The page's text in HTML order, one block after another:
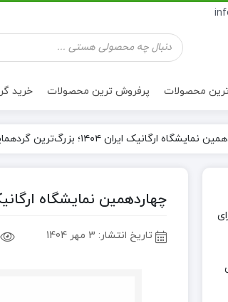
جستجوی
محصولات
ها تنقلات سالم
محصولات پرفروش ترین محصولات خرید
ارگانیک ایران ۱۴۰۴؛ بزرگ‌ترین گردهمایی سبک زندگی سالم در تهران
چهاردهمین نمایشگاه ارگانیک ایران ۱۴۰۴؛ بزرگ‌ترین گردهمایی
تاریخ انتشار: 3 مهر 1404